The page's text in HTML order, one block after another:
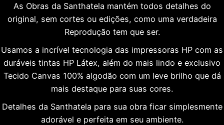
As Obras da Santhatela mantém todos detalhes do
original, sem cortes ou edições, como uma verdadeira
Reprodução tem que ser.
Usamos a incrível tecnologia das impressoras HP com as
duráveis tintas HP Látex, além do mais lindo e exclusivo
Tecido Canvas 100% algodão com um leve brilho que dá
mais destaque para suas cores.
Detalhes da Santhatela para sua obra ficar simplesmente
adorável e perfeita em seu ambiente.